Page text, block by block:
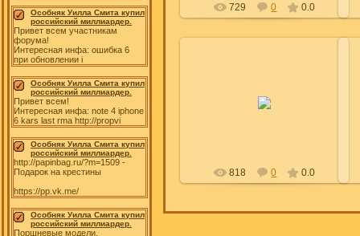
Особняк Уилла Смита купил
российский миллиардер.
Привет всем участникам
форума!
Интересная инфа: ошибка 6
при обновлении i
Особняк Уилла Смита купил
российский миллиардер.
Привет всем!
Интересная инфа: note 4 iphone
6 kars last rma http://propvi
Особняк Уилла Смита купил
российский миллиардер.
http://papinbag.ru/?m=1509 -
Подарок на крестины
https://pp.vk.me/
Особняк Уилла Смита купил
российский миллиардер.
Поршневые модели,
729 0 0.0
818 0 0.0